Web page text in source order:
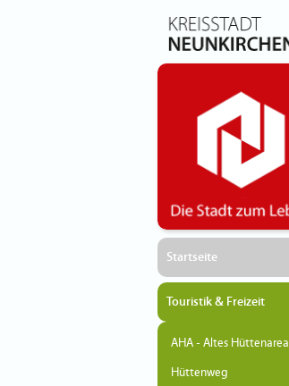
Startseite
Touristik & Freizeit
AHA - Altes Hüttenareal
Hüttenweg